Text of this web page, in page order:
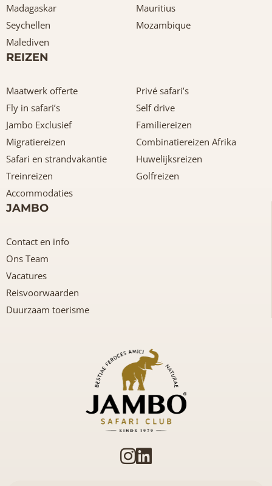
Madagaskar
Mauritius
Seychellen
Mozambique
Malediven
REIZEN
Maatwerk offerte
Privé safari’s
Fly in safari’s
Self drive
Jambo Exclusief
Familiereizen
Migratiereizen
Combinatiereizen Afrika
Safari en strandvakantie
Huwelijksreizen
Treinreizen
Golfreizen
Accommodaties
JAMBO
Contact en info
Ons Team
Vacatures
Reisvoorwaarden
Duurzaam toerisme